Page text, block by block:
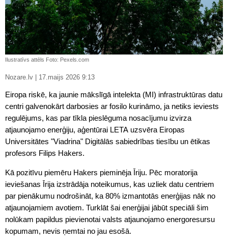
Ilustratīvs attēls Foto: Pexels.com
Nozare.lv | 17.maijs 2026 9:13
Eiropa riskē, ka jaunie mākslīgā intelekta (MI) infrastruktūras datu
centri galvenokārt darbosies ar fosilo kurināmo, ja netiks ieviests
regulējums, kas par tīkla pieslēguma nosacījumu izvirza
atjaunojamo enerģiju, aģentūrai LETA uzsvēra Eiropas
Universitātes "Viadrina" Digitālās sabiedrības tiesību un ētikas
profesors Filips Hakers.
Kā pozitīvu piemēru Hakers pieminēja Īriju. Pēc moratorija
ieviešanas Īrija izstrādāja noteikumus, kas uzliek datu centriem
par pienākumu nodrošināt, ka 80% izmantotās enerģijas nāk no
atjaunojamiem avotiem. Turklāt šai enerģijai jābūt speciāli šim
nolūkam papildus pievienotai valsts atjaunojamo energoresursu
kopumam, nevis ņemtai no jau esošā.